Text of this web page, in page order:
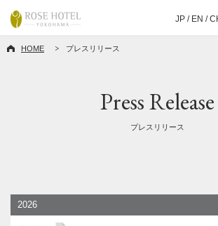
JP / EN /
HOME プレスリリース
Press Release
プレスリリース
2026